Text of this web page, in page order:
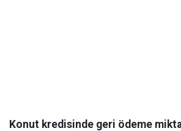
Konut kredisinde geri ödeme